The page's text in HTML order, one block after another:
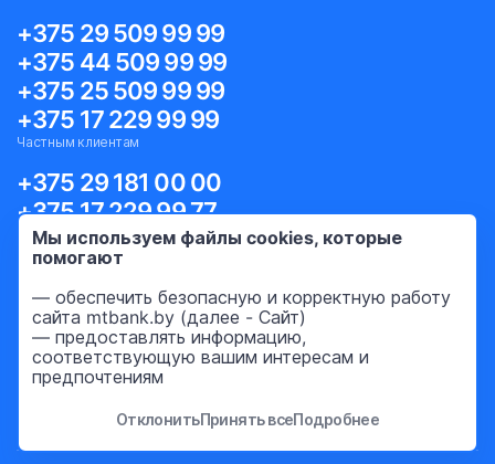
+375 29 509 99 99
+375 44 509 99 99
+375 25 509 99 99
+375 17 229 99 99
Частным клиентам
+375 29 181 00 00
+375 17 229 99 77
Корпоративным клиентам
Для жизни
Бизнесу
Международному бизнесу
Мы используем файлы cookies, которые
помогают
— обеспечить безопасную и корректную работу
сайта mtbank.by (далее - Сайт)
— предоставлять информацию,
соответствующую вашим интересам и
предпочтениям
ОтклонитьПринять всеПодробнее